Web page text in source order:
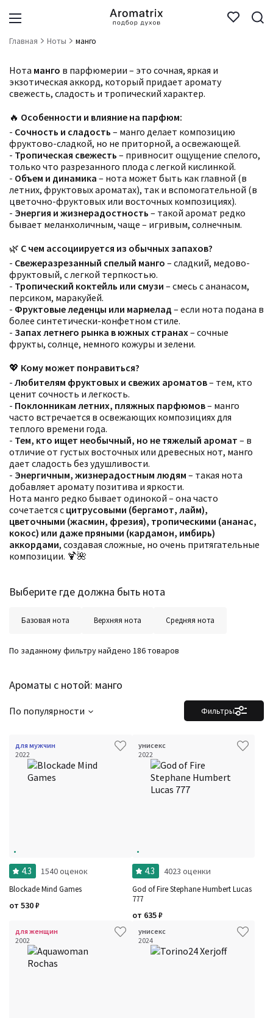
Главная Ноты манго
Нота манго в парфюмерии – это сочная, яркая и
экзотическая аккорд, который придает аромату
свежесть, сладость и тропический характер.
🔥 Особенности и влияние на парфюм:
- Сочность и сладость – манго делает композицию
фруктово-сладкой, но не приторной, а освежающей.
- Тропическая свежесть – привносит ощущение спелого,
только что разрезанного плода с легкой кислинкой.
- Объем и динамика – нота может быть как главной (в
летних, фруктовых ароматах), так и вспомогательной (в
цветочно-фруктовых или восточных композициях).
- Энергия и жизнерадостность – такой аромат редко
бывает меланхоличным, чаще – игривым, солнечным.
🌿 С чем ассоциируется из обычных запахов?
- Свежеразрезанный спелый манго – сладкий, медово-
фруктовый, с легкой терпкостью.
- Тропический коктейль или смузи – смесь с ананасом,
персиком, маракуйей.
- Фруктовые леденцы или мармелад – если нота подана в
более синтетически-конфетном стиле.
- Запах летнего рынка в южных странах– сочные
фрукты, солнце, немного кожуры и зелени.
💖 Кому может понравиться?
- Любителям фруктовых и свежих ароматов– тем, кто
ценит сочность и легкость.
- Поклонникам летних, пляжных парфюмов– манго
часто встречается в освежающих композициях для
теплого времени года.
- Тем, кто ищет необычный, но не тяжелый аромат – в
отличие от густых восточных или древесных нот, манго
дает сладость без удушливости.
- Энергичным, жизнерадостным людям – такая нота
добавляет аромату позитива и яркости.
Нота манго редко бывает одинокой – она часто
сочетается с цитрусовыми (бергамот, лайм),
цветочными (жасмин, фрезия), тропическими (ананас,
кокос) или даже пряными (кардамон, имбирь)
аккордами, создавая сложные, но очень притягательные
композиции. 🍹🌺
Выберите где должна быть нота
Базовая нота Верхняя нота Средняя нота
Ароматы с нотой: манго
По заданному фильтру найдено 186 товаров
Фильтры
По популярности
для мужчин
2022
4.3 1540 оценок
Blockade Mind Games
от 530₽
унисекс
2022
4.3 4023 оценки
God of Fire Stephane Humbert Lucas
777
от 635₽
для женщин
2002
унисекс
2024